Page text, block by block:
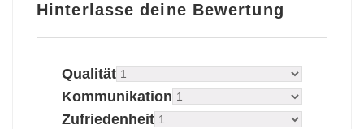
Hinterlasse deine Bewertung
Qualität
Kommunikation
Zufriedenheit